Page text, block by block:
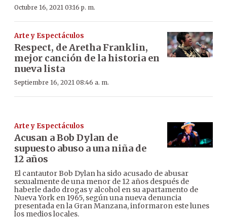
Octubre 16, 2021 03:16 p. m.
Arte y Espectáculos
Respect, de Aretha Franklin,
mejor canción de la historia en
nueva lista
Septiembre 16, 2021 08:46 a. m.
Arte y Espectáculos
Acusan a Bob Dylan de
supuesto abuso a una niña de
12 años
El cantautor Bob Dylan ha sido acusado de abusar
sexualmente de una menor de 12 años después de
haberle dado drogas y alcohol en su apartamento de
Nueva York en 1965, según una nueva denuncia
presentada en la Gran Manzana, informaron este lunes
los medios locales.